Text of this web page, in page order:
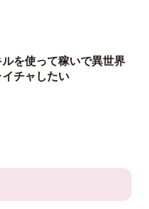
を使って稼いで異世界
チャしたい